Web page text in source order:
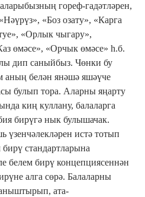
гореф-гадәтләрен,
«Боз озату», «Карга
«Орлык чыгару»,
өмәсе», «Орчык өмәсе» һ.б.
дип саныйбыз. Чөнки бу
аның белән янәшә яшәүче
булып тора. Аларны яңарту
киң куллану, балаларга
бирүгә нык булышачак.
үзенчәлекләрен истә тотып
стандартларына
белем бирү концепциясеннән
алга сөрә. Балаларны
ата-